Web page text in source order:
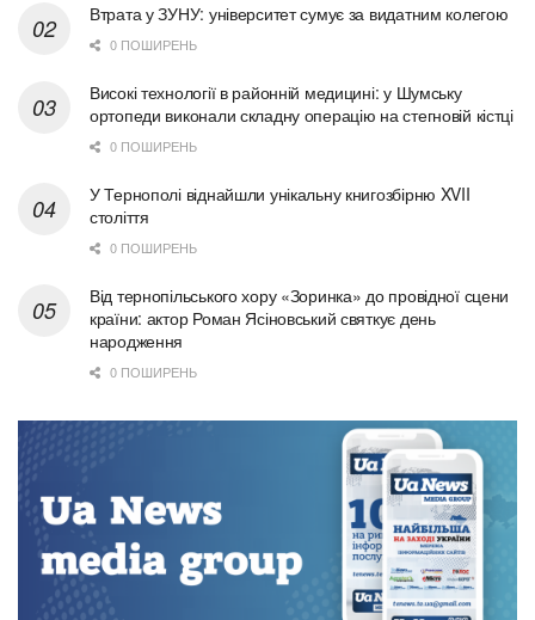
Втрата у ЗУНУ: університет сумує за видатним колегою
0 ПОШИРЕНЬ
Високі технології в районній медицині: у Шумську
ортопеди виконали складну операцію на стегновій кістці
0 ПОШИРЕНЬ
У Тернополі віднайшли унікальну книгозбірню XVII
століття
0 ПОШИРЕНЬ
Від тернопільського хору «Зоринка» до провідної сцени
країни: актор Роман Ясіновський святкує день
народження
0 ПОШИРЕНЬ